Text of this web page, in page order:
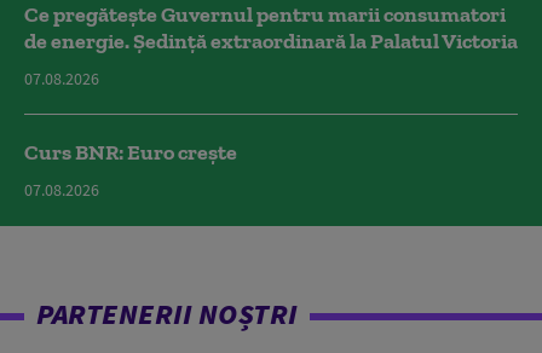
Ce pregătește Guvernul pentru marii consumatori
de energie. Ședință extraordinară la Palatul Victoria
07.08.2026
Curs BNR: Euro crește
07.08.2026
PARTENERII NOȘTRI